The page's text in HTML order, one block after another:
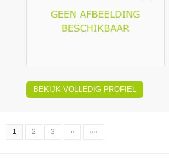
BEKIJK VOLLEDIG PROFIEL
1 2 3 » »»